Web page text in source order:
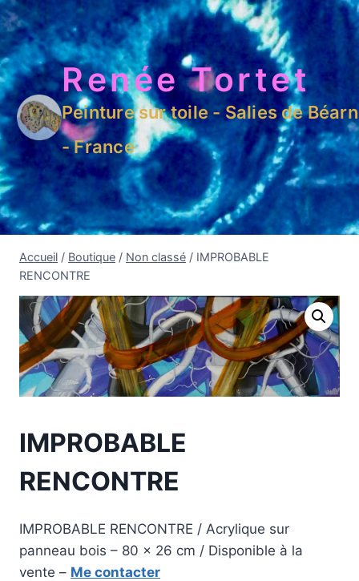
Renée Tortet
Peinture sur toile - Salies de Béarn
- France
Accueil / Boutique / Non classé / IMPROBABLE
RENCONTRE
IMPROBABLE
RENCONTRE
IMPROBABLE RENCONTRE / Acrylique sur
panneau bois – 80 x 26 cm / Disponible à la
vente – Me contacter